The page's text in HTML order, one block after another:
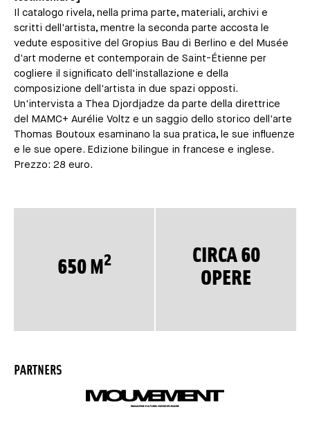
Il catalogo rivela, nella prima parte, materiali, archivi e
scritti dell'artista, mentre la seconda parte accosta le
vedute espositive del Gropius Bau di Berlino e del Musée
d'art moderne et contemporain de Saint-Étienne per
cogliere il significato dell'installazione e della
composizione dell'artista in due spazi opposti.
Un'intervista a Thea Djordjadze da parte della direttrice
del MAMC+ Aurélie Voltz e un saggio dello storico dell'arte
Thomas Boutoux esaminano la sua pratica, le sue influenze
e le sue opere. Edizione bilingue in francese e inglese.
Prezzo: 28 euro.
650 M 2
CIRCA 60
OPERE
PARTNERS